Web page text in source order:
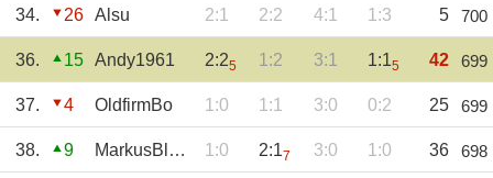
34. 26 Alsu 2:1 2:2 4:1 1:3 5 700
36. 15 Andy1961 2:25 1:2 3:1 1:15 42 699
37. 4 OldfirmBo 1:0 1:1 3:0 0:2 25 699
38. 9 MarkusBlauGelb 1:0 2:17 3:0 1:0 36 698